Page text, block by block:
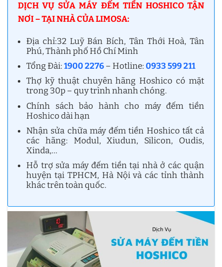
DỊCH VỤ SỬA MÁY ĐẾM TIỀN HOSHICO TẬN
NƠI – TẠI NHÀ CỦA LIMOSA:
Địa chỉ:32 Luỹ Bán Bích, Tân Thới Hoà, Tân
Phú, Thành phố Hồ Chí Minh
Tổng Đài:1900 2276– Hotline:0933 599 211
Thợ kỹ thuật chuyên hãng Hoshico có mặt
trong 30p – quy trình nhanh chóng.
Chính sách bảo hành cho máy đếm tiền
Hoshico dài hạn
Nhận sửa chữa máy đếm tiền Hoshico tất cả
các hãng: Modul, Xiudun, Silicon, Oudis,
Xinda,…
Hỗ trợ sửa máy đếm tiền tại nhà ở các quận
huyện tại TPHCM, Hà Nội và các tỉnh thành
khác trên toàn quốc.